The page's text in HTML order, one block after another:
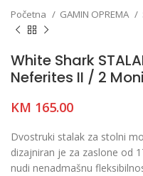
Početna GAMIN OPREMA
White Shark
Neferites II / 2
KM 165.00
Dvostruki stalak za stolni
dizajniran je za zaslone od
nudi nenadmašnu